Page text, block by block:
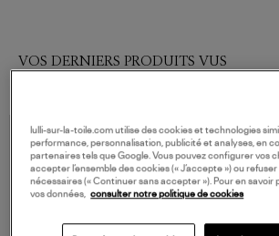
VOS DERNIERS PRODUITS VUS
lulli-sur-la-toile.com utilise des cookies et technologies
performance, personnalisation, publicité et analyses, en
partenaires tels que Google. Vous pouvez configurer vos
accepter l’ensemble des cookies (« J’accepte ») ou
nécessaires (« Continuer sans accepter »). Pour en savoir
vos données, consulter notre politique de cookies